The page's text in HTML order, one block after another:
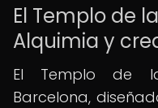
El Templo de
Alquimia y
El Templo de
Barcelona,